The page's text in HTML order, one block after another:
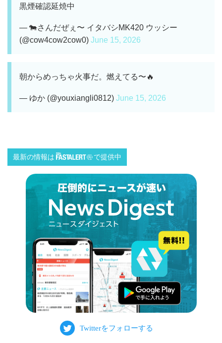
黒煙確認延焼中
— 🐄さんだぜぇ〜 イタバシMK420 ウッシー
(@cow4cow2cow0) June 15, 2026
朝からめっちゃ火事だ。燃えてる〜🔥
— ゆか (@youxiangli0812) June 15, 2026
最新の情報は で提供中